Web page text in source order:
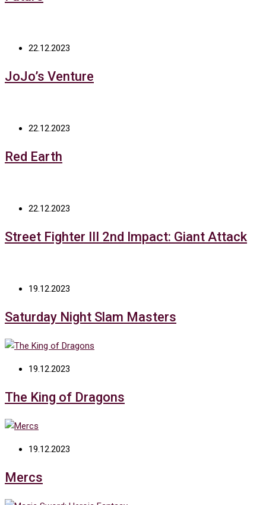
22.12.2023
JoJo’s Venture
22.12.2023
Red Earth
22.12.2023
Street Fighter III 2nd Impact: Giant Attack
19.12.2023
Saturday Night Slam Masters
19.12.2023
The King of Dragons
19.12.2023
Mercs